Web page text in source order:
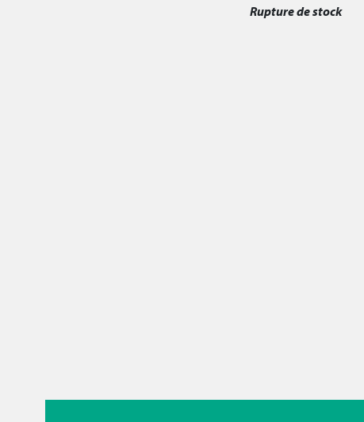
Rupture de stock